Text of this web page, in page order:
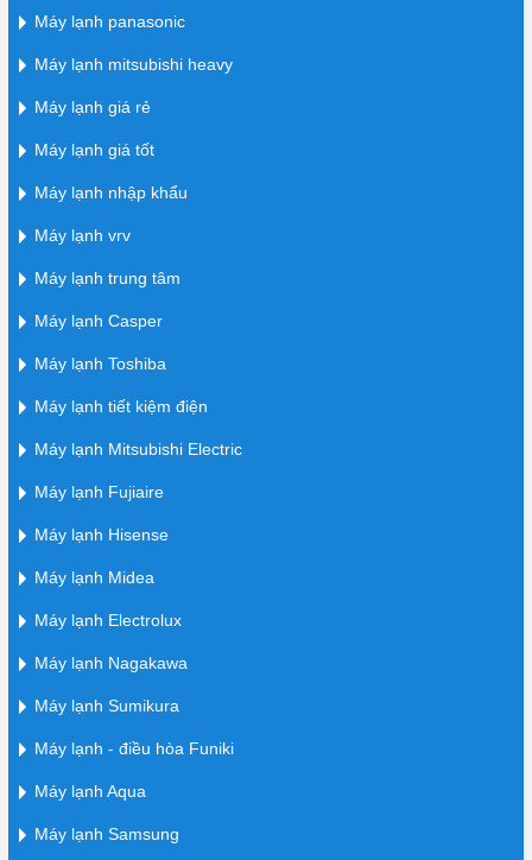
Máy lạnh panasonic
Máy lạnh mitsubishi heavy
Máy lạnh giá rẻ
Máy lạnh giá tốt
Máy lạnh nhập khẩu
Máy lạnh vrv
Máy lạnh trung tâm
Máy lạnh Casper
Máy lạnh Toshiba
Máy lạnh tiết kiệm điện
Máy lạnh Mitsubishi Electric
Máy lạnh Fujiaire
Máy lạnh Hisense
Máy lạnh Midea
Máy lạnh Electrolux
Máy lạnh Nagakawa
Máy lạnh Sumikura
Máy lạnh - điều hòa Funiki
Máy lạnh Aqua
Máy lạnh Samsung